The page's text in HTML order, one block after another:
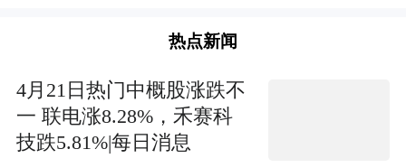
热点新闻
4月21日热门中概股涨跌不
一 联电涨8.28%，禾赛科
技跌5.81%|每日消息